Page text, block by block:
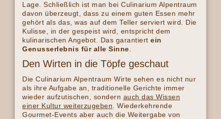
Lage. Schließlich ist man bei Culinarium Alpentraum
davon überzeugt, dass zu einem guten Essen mehr
gehört als das, was auf dem Teller serviert wird. Die
Kulisse, in der gespeist wird, entspricht dem
kulinarischen Angebot. Das garantiert ein
Genusserlebnis für alle Sinne
Den Wirten in die Töpfe geschaut
Die Culinarium Alpentraum Wirte sehen es nicht nur
als ihre Aufgabe an, traditionelle Gerichte immer
wieder aufzutischen, sondern auch das Wissen
einer Kultur weiterzugeben . Wiederkehrende
Gourmet-Events aber auch die Weitergabe von